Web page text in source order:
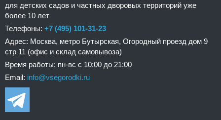
для детских садов и частных дворовых территорий уже
более 10 лет
Телефоны: +7 (495) 101-31-23
Адрес: Москва, метро Бутырская, Огородный проезд дом 9
стр 11 (офис и склад самовывоза)
Время работы: пн-вс с 10:00 до 21:00
Email: info@vsegorodki.ru